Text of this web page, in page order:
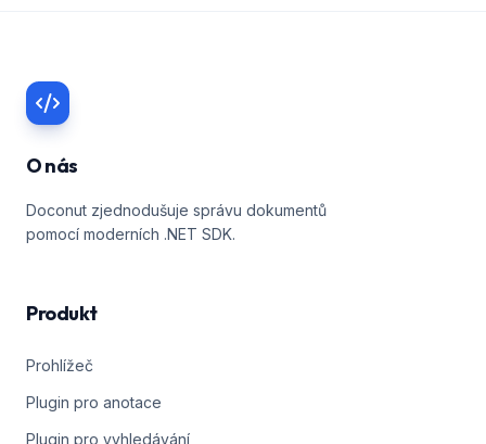
O nás
Doconut zjednodušuje správu dokumentů
pomocí moderních .NET SDK.
Produkt
Prohlížeč
Plugin pro anotace
Plugin pro vyhledávání